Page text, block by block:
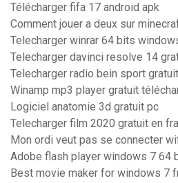
Télécharger fifa 17 android apk
Comment jouer a deux sur
Telecharger winrar 64 bits
Telecharger davinci resolve 14
Telecharger radio bein sport gratuit
Winamp mp3 player gratuit
Logiciel anatomie 3d gratuit pc
Telecharger film 2020 gratuit en
Mon ordi veut pas se connecter
Adobe flash player windows 7 64
Best movie maker for windows 7